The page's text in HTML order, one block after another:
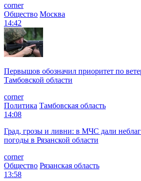
corner
Общество Москва
14:42
Первышов обозначил приоритет по
Тамбовской области
corner
Политика Тамбовская область
14:08
Град, грозы и ливни: в МЧС дали
погоды в Рязанской области
corner
Общество Рязанская область
13:58